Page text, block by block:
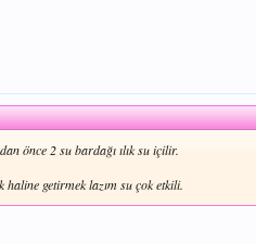
önce 2 su bardağı ılık su içilir.
haline getirmek lazım su çok etkili.